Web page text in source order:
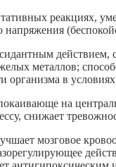
реакциях,
действием,
металлов;
организма в
на
снижает
мозговое